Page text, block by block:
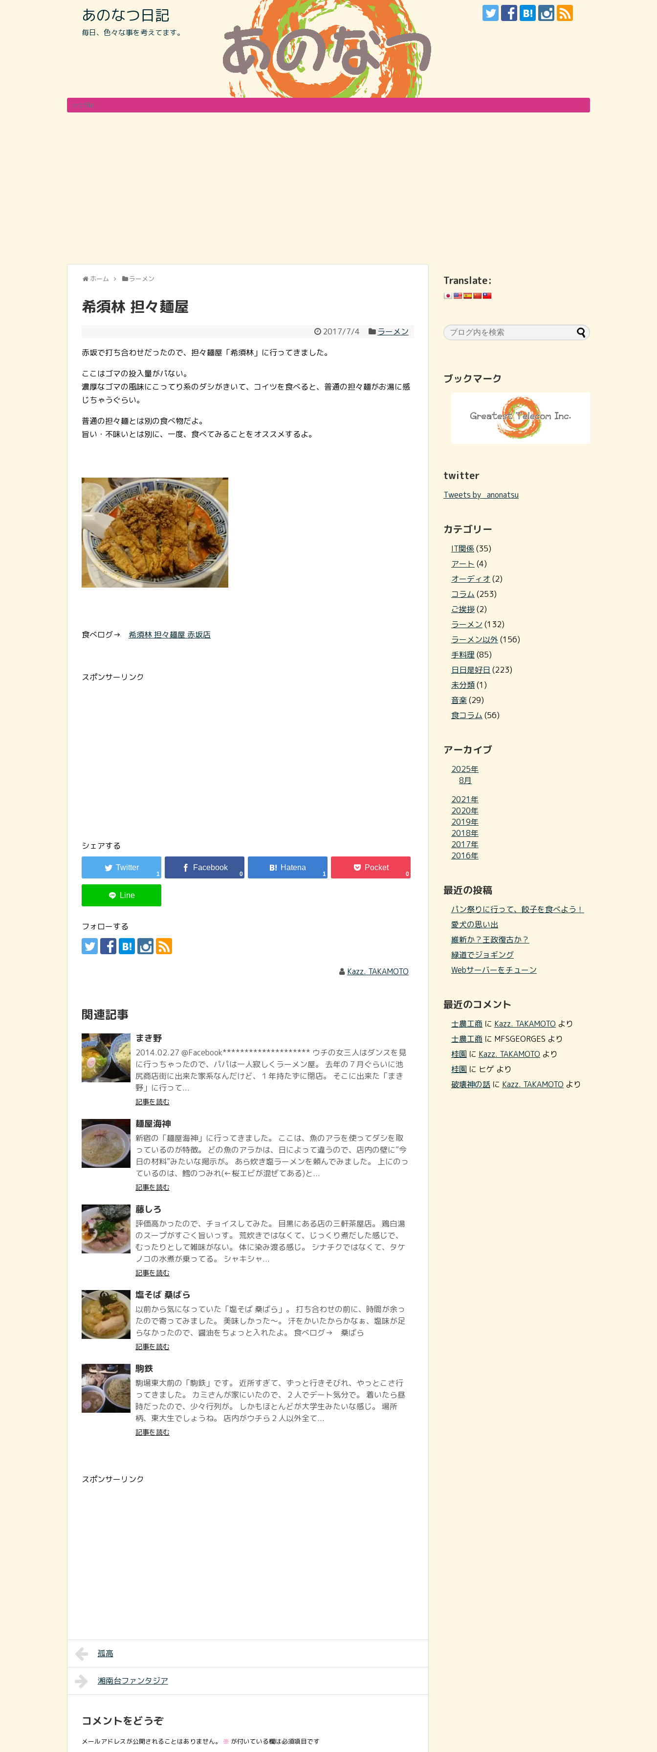
あのなつ日記
毎日、色々な事を考えてます。
profile
ホーム ラーメン
希須林 担々麺屋
2017/7/4
ラーメン
赤坂で打ち合わせだったので、担々麺屋「希須林」に行ってきました。
ここはゴマの投入量がパない。
濃厚なゴマの風味にこってり系のダシがきいて、コイツを食べると、普通の担々麺がお湯に感
じちゃうぐらい。
普通の担々麺とは別の食べ物だよ。
旨い・不味いとは別に、一度、食べてみることをオススメするよ。
食べログ→ 希須林 担々麺屋 赤坂店
スポンサーリンク
シェアする
1 0 1 0
フォローする
Kazz. TAKAMOTO
関連記事
まき野
2014.02.27 @Facebook******************** ウチの女三人はダンスを見
に行っちゃったので、パパは一人寂しくラーメン屋。 去年の７月ぐらいに池
尻商店街に出来た家系なんだけど、１年持たずに閉店。 そこに出来た「まき
野」に行って...
記事を読む
麺屋海神
新宿の「麺屋海神」に行ってきました。 ここは、魚のアラを使ってダシを取
っているのが特徴。 どの魚のアラかは、日によって違うので、店内の壁に”今
日の材料”みたいな掲示が。 あら炊き塩ラーメンを頼んでみました。 上にのっ
ているのは、鱈のつみれ(←桜エビが混ぜてある)と...
記事を読む
藤しろ
評価高かったので、チョイスしてみた。 目黒にある店の三軒茶屋店。 鶏白湯
のスープがすごく旨いっす。 荒炊きではなくて、じっくり煮だした感じで、
むったりとして雑味がない。 体に染み渡る感じ。 シナチクではなくて、タケ
ノコの水煮が乗ってる。 シャキシャ...
記事を読む
塩そば 桑ばら
以前から気になっていた「塩そば 桑ばら」。 打ち合わせの前に、時間が余っ
たので寄ってみました。 美味しかった～。 汗をかいたからかなぁ、塩味が足
らなかったので、醤油をちょっと入れたよ。 食べログ→ 桑ばら
記事を読む
駒鉄
駒場東大前の「駒鉄」です。 近所すぎて、ずっと行きそびれ、やっとこさ行
ってきました。 カミさんが家にいたので、２人でデート気分で。 着いたら昼
時だったので、少々行列が。 しかもほとんどが大学生みたいな感じ。 場所
柄、東大生でしょうね。 店内がウチら２人以外全て...
記事を読む
スポンサーリンク
孤高
湘南台ファンタジア
コメントをどうぞ
メールアドレスが公開されることはありません。 ※ が付いている欄は必須項目です
Translate:
ブックマーク
twitter
Tweets by _anonatsu
カテゴリー
IT関係(35)
アート (4)
オーディオ (2)
コラム (253)
ご挨拶(2)
ラーメン (132)
ラーメン以外(156)
手料理 (85)
日日是好日 (223)
未分類(1)
音楽(29)
食コラム (56)
アーカイブ
2025年
8月
2021年
2020年
2019年
2018年
2017年
2016年
最近の投稿
パン祭りに行って、餃子を食べよう！
愛犬の思い出
維新か？王政復古か？
緑道でジョギング
Webサーバーをチューン
最近のコメント
士農工商 に Kazz. TAKAMOTO より
士農工商 に MFSGEORGES より
桂園 に Kazz. TAKAMOTO より
桂園 に ヒゲ より
破壊神の話 に Kazz. TAKAMOTO より